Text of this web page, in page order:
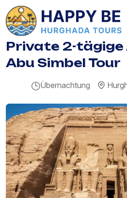
Private 2-tägige
Abu Simbel Tour
Übernachtung